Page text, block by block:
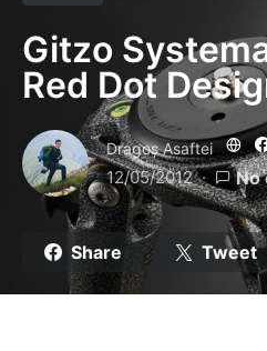
Gitzo
Red Dot
Dragoş Asaftei
12/05/2012 No
Share Tweet